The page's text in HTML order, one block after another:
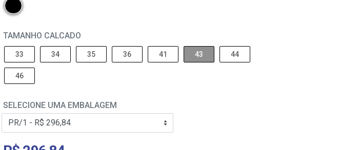
TAMANHO CALCADO
33 34 35 36 41 43 44
46
SELECIONE UMA EMBALAGEM